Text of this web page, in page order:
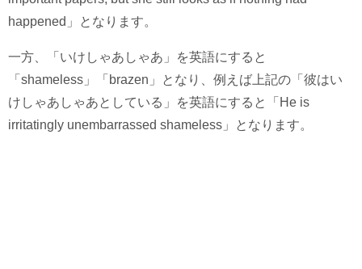
happened」となります。
一方、「いけしゃあしゃあ」を英語にすると
「shameless」「brazen」となり、例えば上記の「彼はい
けしゃあしゃあとしている」を英語にすると「He is
irritatingly unembarrassed shameless」となります。